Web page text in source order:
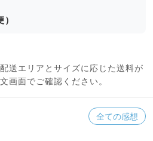
送エリアとサイズに応じた送料が
画面でご確認ください。
全ての感想